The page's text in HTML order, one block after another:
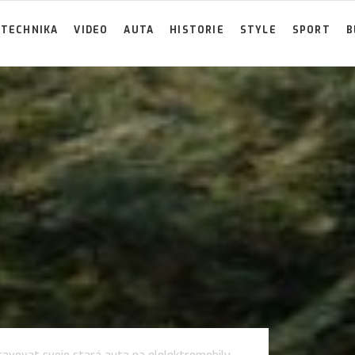
TECHNIKA VIDEO AUTA HISTORIE STYLE SPORT